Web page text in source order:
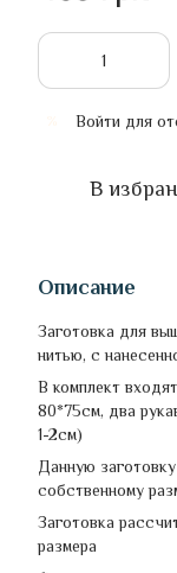
Войти для
В
Описание
Заготовка для
нитью, с
В комплект
80*75см, два
1-2см)
Данную
собственному
Заготовка
размера